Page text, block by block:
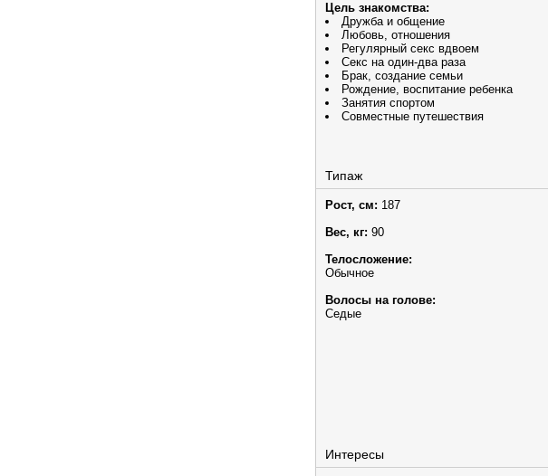
Цель знакомства:
Дружба и общение
Любовь, отношения
Регулярный секс вдвоем
Секс на один-два раза
Брак, создание семьи
Рождение, воспитание ребенка
Занятия спортом
Совместные путешествия
Типаж
Рост, см: 187
Вес, кг: 90
Телосложение:
Обычное
Волосы на голове:
Седые
Интересы